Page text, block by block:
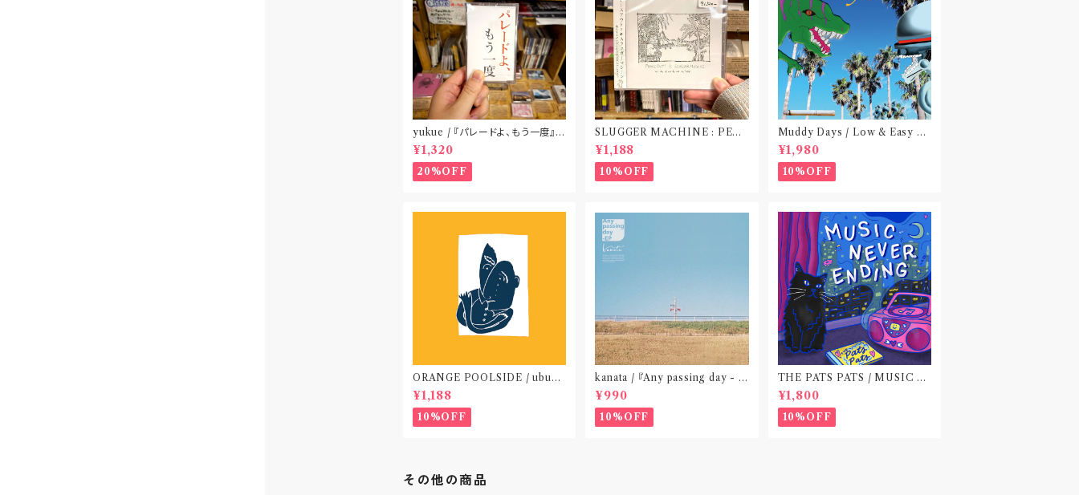
yukue / 『パレードよ、もう一度』
(TAPE)
¥1,320
20%OFF
SLUGGER MACHINE : PEA
CE OUT! / we die if we do no
t do “DIG”(SPLIT CD)〝横浜&
札幌〟
¥1,188
10%OFF
Muddy Days / Low & Easy Li
fe〝東京〟
¥1,980
10%OFF
ORANGE POOLSIDE / ubu
(CD作品)〝神奈川・厚木〟
¥1,188
10%OFF
kanata / 『Any passing day - E
P』(CD作品)〝東京〟
¥990
10%OFF
THE PATS PATS / MUSIC N
EVER ENDING(CD作品)
¥1,800
10%OFF
その他の商品